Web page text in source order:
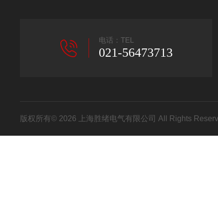
电话：TEL
021-56473713
版权所有© 2026 上海胜绪电气有限公司 All Rights